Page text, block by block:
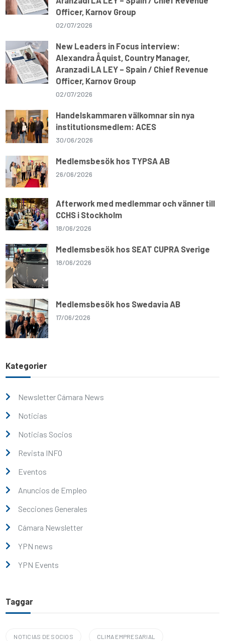
Officer, Karnov Group
02/07/2026
New Leaders in Focus interview:
Alexandra Åquist, Country Manager,
Aranzadi LA LEY – Spain / Chief Revenue
Officer, Karnov Group
02/07/2026
Handelskammaren välkomnar sin nya
institutionsmedlem: ACES
30/06/2026
Medlemsbesök hos TYPSA AB
26/06/2026
Afterwork med medlemmar och vänner till
CCHS i Stockholm
18/06/2026
Medlemsbesök hos SEAT CUPRA Sverige
18/06/2026
Medlemsbesök hos Swedavia AB
17/06/2026
Kategorier
Newsletter Cámara News
Noticias
Noticias Socios
Revista INFO
Eventos
Anuncios de Empleo
Secciones Generales
Cámara Newsletter
YPN news
YPN Events
Taggar
NOTICIAS DE SOCIOS CLIMA EMPRESARIAL